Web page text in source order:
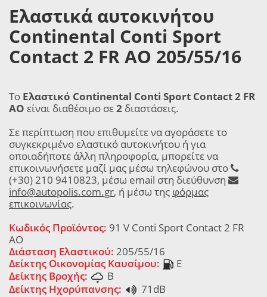
Ελαστικά αυτοκινήτου
Continental Conti Sport
Contact 2 FR AO 205/55/16
Το Ελαστικό Continental Conti Sport Contact 2 FR
AO είναι διαθέσιμο σε2 διαστάσεις.
Σε περίπτωση που επιθυμείτε να αγοράσετε το
συγκεκριμένο ελαστικό αυτοκινήτου ή για
οποιαδήποτε άλλη πληροφορία, μπορείτε να
επικοινωνήσετε μαζί μας μέσω τηλεφώνου στο
(+30) 210 9410823, μέσω email στη διεύθυνση
info@autopolis.com.gr, ή μέσω της φόρμας
επικοινωνίας.
Κωδικός Προϊόντος: 91 V Conti Sport Contact 2 FR
AO
Διάσταση Ελαστικού: 205/55/16
Δείκτης Οικονομίας Καυσίμου:
E
Δείκτης Βροχής:
B
Δείκτης Ηχορύπανσης:
71dB